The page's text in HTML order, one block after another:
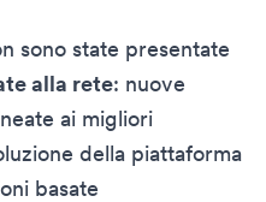
sono state presentate
alla rete: nuove
ai migliori
della piattaforma
basate